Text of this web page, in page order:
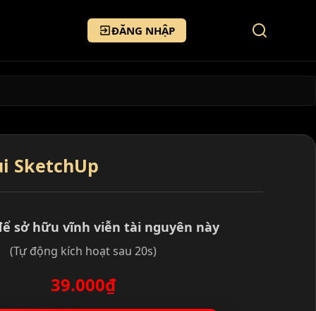
ĐĂNG NHẬP
SketchUp
sở hữu vĩnh viễn tài nguyên này
(Tự động kích hoạt sau 20s)
39.000₫